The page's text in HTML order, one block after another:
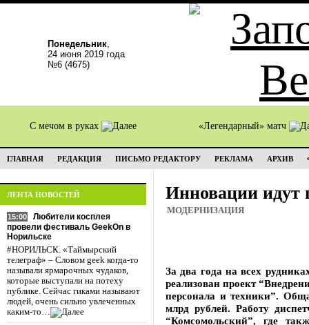
Понедельник,
24 июня 2019 года
№6 (4675)
С мечом в руках «Легендарный» матч
ГЛАВНАЯ РЕДАКЦИЯ ПИСЬМО РЕДАКТОРУ РЕКЛАМА АРХИВ
ЛЕНТА НОВОСТЕЙ
15:00
Любители косплея
провели фестиваль GeekOn в
Норильске
#НОРИЛЬСК. «Таймырский
телеграф» – Словом geek когда-то
называли ярмарочных чудаков,
которые выступали на потеху
публике. Сейчас гиками называют
людей, очень сильно увлеченных
каким-то…
Инновации идут
МОДЕРНИЗАЦИЯ
За два года на всех
реализован проект
персонала и техники”.
млрд рублей. Работу
“Комсомольский”, где